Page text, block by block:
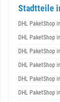
Stadtteile
DHL PaketShop in
DHL PaketShop in
DHL PaketShop in
DHL PaketShop in
DHL PaketShop in
DHL PaketShop in